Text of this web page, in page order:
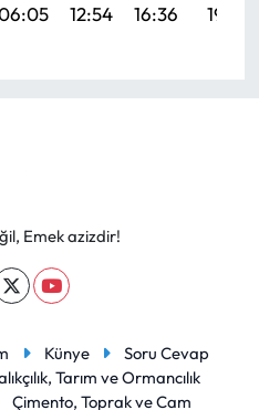
12:54 16:36 19:34
Emek azizdir!
Künye
Soru Cevap
Tarım ve Ormancılık
Çimento, Toprak ve Cam